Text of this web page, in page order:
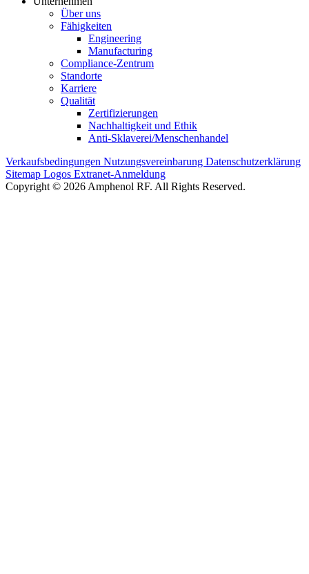
Über uns
Fähigkeiten
Engineering
Manufacturing
Compliance-Zentrum
Standorte
Karriere
Qualität
Zertifizierungen
Nachhaltigkeit und Ethik
Anti-Sklaverei/Menschenhandel
Verkaufsbedingungen Nutzungsvereinbarung Datenschutzerklärung
Sitemap Logos Extranet-Anmeldung
Copyright © 2026 Amphenol RF. All Rights Reserved.